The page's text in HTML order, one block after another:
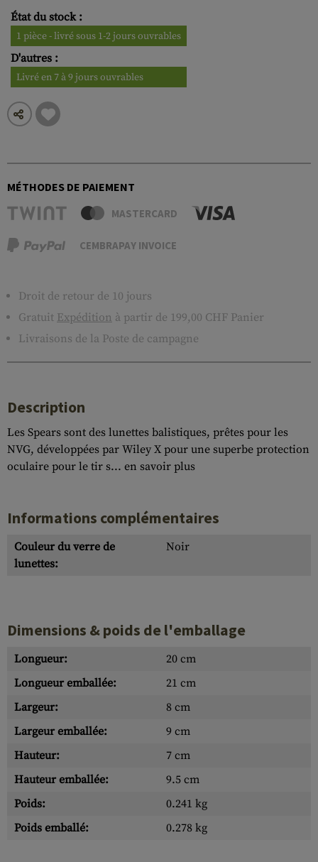
État du stock :
1 pièce - livré sous 1-2 jours ouvrables
D'autres :
Livré en 7 à 9 jours ouvrables
MÉTHODES DE PAIEMENT
MASTERCARD
CEMBRAPAY INVOICE
Droit de retour de 10 jours
Gratuit Expédition à partir de 199,00 CHF Panier
Livraisons de la Poste de campagne
Description
Les Spears sont des lunettes balistiques, prêtes pour les
NVG, développées par Wiley X pour une superbe protection
oculaire pour le tir s... en savoir plus
Informations complémentaires
Couleur du verre de
lunettes:
Noir
Dimensions & poids de l'emballage
Longueur:
20 cm
Longueur emballée:
21 cm
Largeur:
8 cm
Largeur emballée:
9 cm
Hauteur:
7 cm
Hauteur emballée:
9.5 cm
Poids:
0.241 kg
Poids emballé:
0.278 kg